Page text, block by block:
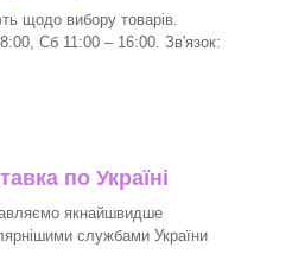
щодо вибору товарів.
Сб 11:00 – 16:00. Зв'язок:
по Україні
якнайшвидше
службами України